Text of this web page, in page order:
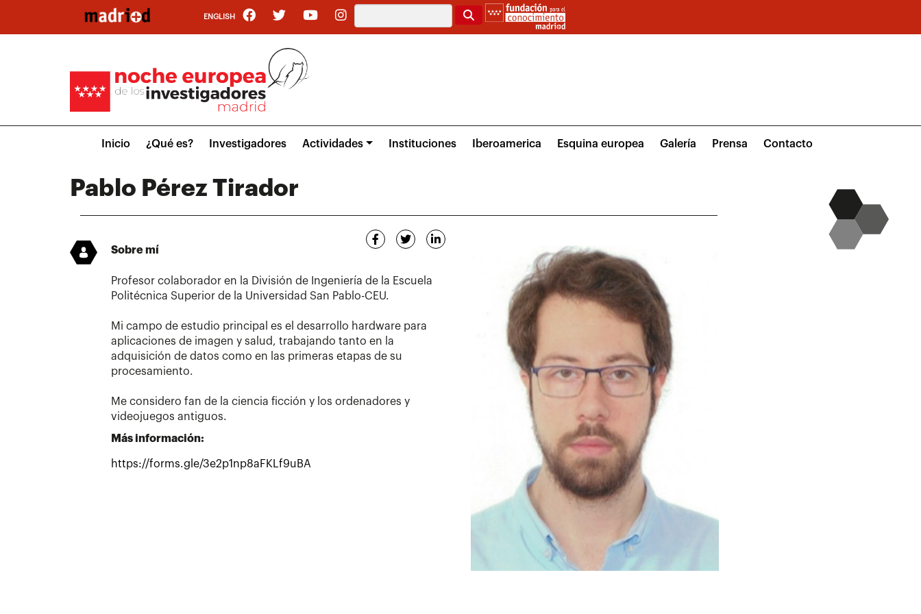
contenido
ENGLISH Buscar
menuInicio ¿Qué es? Investigadores Actividades Instituciones Iberoamerica Esquina europea Galería Prensa Contacto
Pablo Pérez Tirador
Sobre mí
Profesor colaborador en la División de Ingeniería de la Escuela
Politécnica Superior de la Universidad San Pablo-CEU.
Mi campo de estudio principal es el desarrollo hardware para
aplicaciones de imagen y salud, trabajando tanto en la
adquisición de datos como en las primeras etapas de su
procesamiento.
Me considero fan de la ciencia ficción y los ordenadores y
videojuegos antiguos.
Más información:
https://forms.gle/3e2p1np8aFKLf9uBA